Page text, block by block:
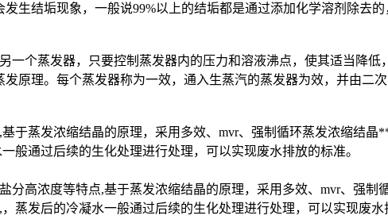
结垢现象，一般说99%以上的结垢都是通过添加化学溶剂除去的
一个蒸发器，只要控制蒸发器内的压力和溶液沸点，使其适当降
原理。每个蒸发器称为一效，通入生蒸汽的蒸发器为效，并由二
于蒸发浓缩结晶的原理，采用多效、mvr、强制循环蒸发浓缩结晶
般通过后续的生化处理进行处理，可以实现废水排放的标准。
分高浓度等特点,基于蒸发浓缩结晶的原理，采用多效、mvr、强
蒸发后的冷凝水一般通过后续的生化处理进行处理，可以实现废水